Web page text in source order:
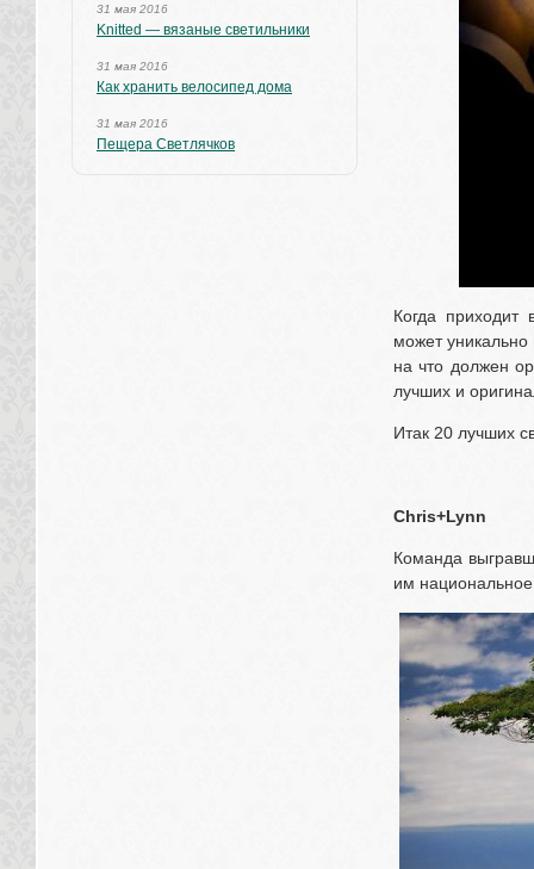
Когда
может уникально
на что должен
лучших и
Итак 20 лучших
Chris+Lynn
Команда
им
31 мая 2016
Knitted — вязаные светильники
31 мая 2016
Как хранить велосипед дома
31 мая 2016
Пещера Светлячков